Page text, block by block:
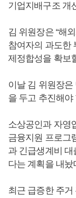
기업지배구조 개
김 위원장은 “해
참여자의 과도한
제정합성을 확보
이날 김 위원장
을 두고 추진해
소상공인과 자영
금융지원 프로그
과 긴급생계비
다는 계획을 내놨
최근 급증한 주